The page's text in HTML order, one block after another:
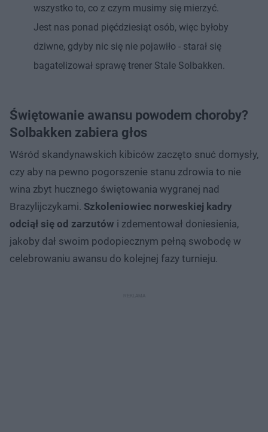
wszystko to, co z czym musimy się mierzyć.
Jest nas ponad pięćdziesiąt osób, więc byłoby
dziwne, gdyby nic się nie pojawiło - starał się
bagatelizował sprawę trener Stale Solbakken.
Świętowanie awansu powodem choroby?
Solbakken zabiera głos
Wśród skandynawskich kibiców zaczęto snuć domysły,
czy aby na pewno pogorszenie stanu zdrowia to nie
wina zbyt hucznego świętowania wygranej nad
Brazylijczykami. Szkoleniowiec norweskiej kadry
odciął się od zarzutów i zdementował doniesienia,
jakoby dał swoim podopiecznym pełną swobodę w
celebrowaniu awansu do kolejnej fazy turnieju.